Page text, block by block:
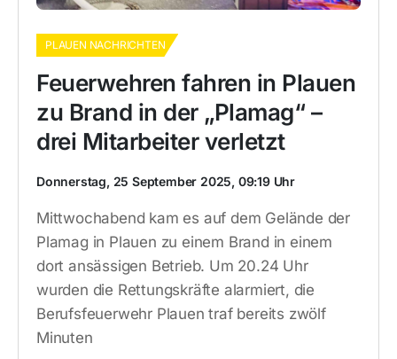
PLAUEN NACHRICHTEN
Feuerwehren fahren in Plauen
zu Brand in der „Plamag“ –
drei Mitarbeiter verletzt
Donnerstag, 25 September 2025, 09:19 Uhr
Mittwochabend kam es auf dem Gelände der
Plamag in Plauen zu einem Brand in einem
dort ansässigen Betrieb. Um 20.24 Uhr
wurden die Rettungskräfte alarmiert, die
Berufsfeuerwehr Plauen traf bereits zwölf
Minuten